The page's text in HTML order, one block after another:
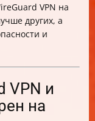
VPN на
других, а
и
VPN и
на